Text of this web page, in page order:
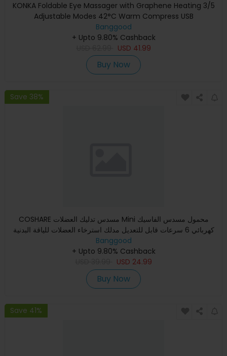
KONKA Foldable Eye Massager with Graphene Heating 3/5
Adjustable Modes 42°C Warm Compress USB
Rechargeable for Eye Strai
Banggood
+ Upto 9.80% Cashback
USD 41.99
Buy Now
Save 38%
COSHARE مسدس تدليك العضلات Mini محمول مسدس الفاسيك
كهربائي 6 سرعات قابل للتعديل مدلك استرخاء العضلات للياقة البدنية
Banggood
+ Upto 9.80% Cashback
USD 24.99
Buy Now
Save 41%